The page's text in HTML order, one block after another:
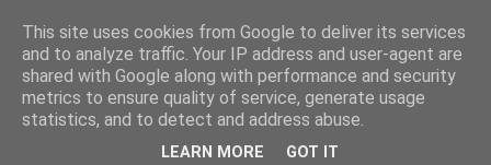
uddevallabloggen.se
med stort och smått från Uddevallas horisont
This site uses cookies from Google to deliver its services
and to analyze traffic. Your IP address and user-agent are
shared with Google along with performance and security
metrics to ensure quality of service, generate usage
statistics, and to detect and address abuse.
LEARN MORE GOT IT